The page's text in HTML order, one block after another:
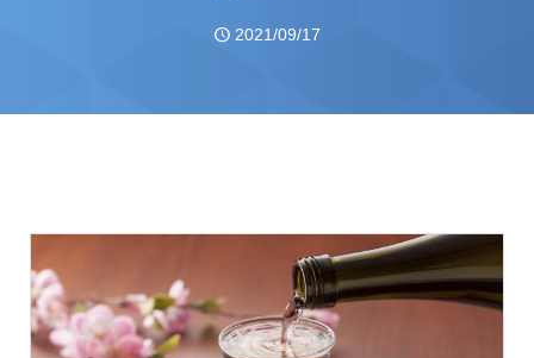
本番利用までの流れ 2021/09/17